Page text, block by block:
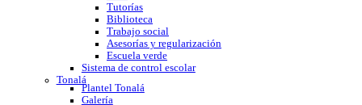
Colomos
Plantel Colomos
Galería
Desarrollo académico
GOE
Tutorías